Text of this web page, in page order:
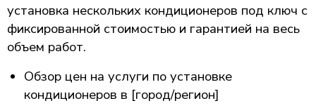
установка нескольких кондиционеров под ключ с
фиксированной стоимостью и гарантией на весь
объем работ.
Обзор цен на услуги по установке
кондиционеров в [город/регион]